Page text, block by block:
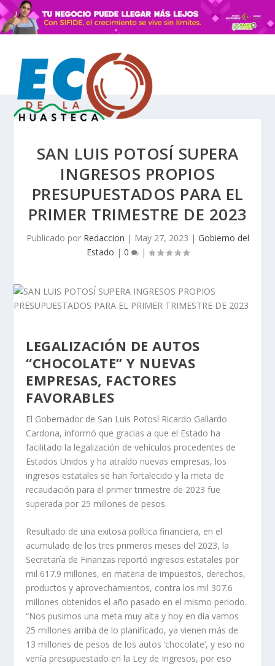
SAN LUIS POTOSÍ SUPERA
INGRESOS PROPIOS
PRESUPUESTADOS PARA EL
PRIMER TRIMESTRE DE 2023
Publicado por Redaccion | May 27, 2023 | Gobierno del
Estado | 0 |
LEGALIZACIÓN DE AUTOS
“CHOCOLATE” Y NUEVAS
EMPRESAS, FACTORES
FAVORABLES
El Gobernador de San Luis Potosí Ricardo Gallardo
Cardona, informó que gracias a que el Estado ha
facilitado la legalización de vehículos procedentes de
Estados Unidos y ha atraído nuevas empresas, los
ingresos estatales se han fortalecido y la meta de
recaudación para el primer trimestre de 2023 fue
superada por 25 millones de pesos.
Resultado de una exitosa política financiera, en el
acumulado de los tres primeros meses del 2023, la
Secretaría de Finanzas reportó ingresos estatales por
mil 617.9 millones, en materia de impuestos, derechos,
productos y aprovechamientos, contra los mil 307.6
millones obtenidos el año pasado en el mismo periodo.
“Nos pusimos una meta muy alta y hoy en día vamos
25 millones arriba de lo planificado, ya vienen más de
13 millones de pesos de los autos ‘chocolate’, y eso no
venía presupuestado en la Ley de Ingresos, por eso